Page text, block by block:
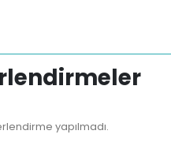
yapılmadı.